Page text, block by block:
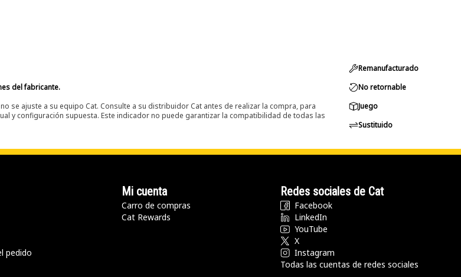
del fabricante.
se ajuste a su equipo Cat. Consulte a su distribuidor Cat antes de realizar la compra, para
y configuración supuesta. Este indicador no puede garantizar la compatibilidad de todas las
Remanufacturado
No retornable
Juego
Sustituido
pedido
Mi cuenta
Carro de compras
Cat Rewards
Redes sociales de Cat
Facebook
LinkedIn
YouTube
X
Instagram
Todas las cuentas de redes sociales